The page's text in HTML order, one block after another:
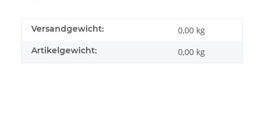
Versandgewicht: 0,00 kg
Artikelgewicht: 0,00 kg